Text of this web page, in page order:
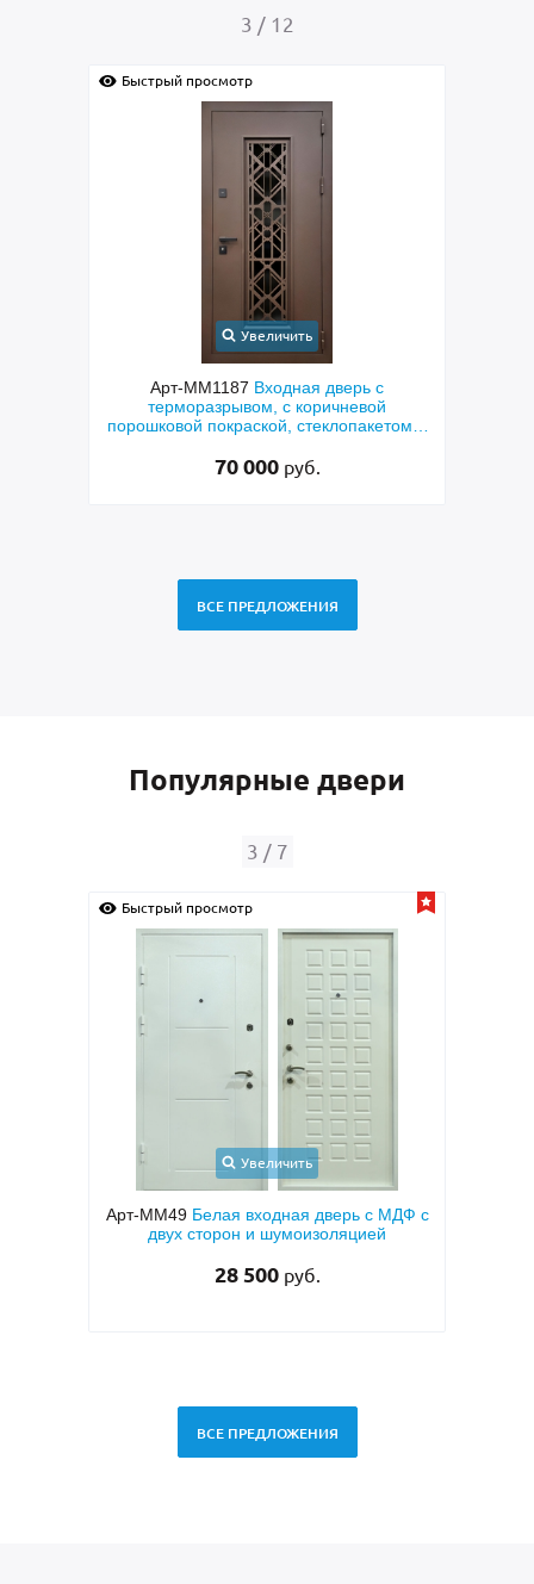
4 / 12
Быстрый просмотр
Увеличить
Арт-ММ1384Входная дверь с
металлофиленкой, бугельной ручкой и
порошковым напылением RAL 7021
45 000руб.
ВСЕ ПРЕДЛОЖЕНИЯ
Популярные двери
4 / 7
Быстрый просмотр
Увеличить
Арт-ММ50Входная квартирная дверь с
МДФ ПВХ коричневого цвета с двух
ВСЕ ПРЕДЛОЖЕНИЯ